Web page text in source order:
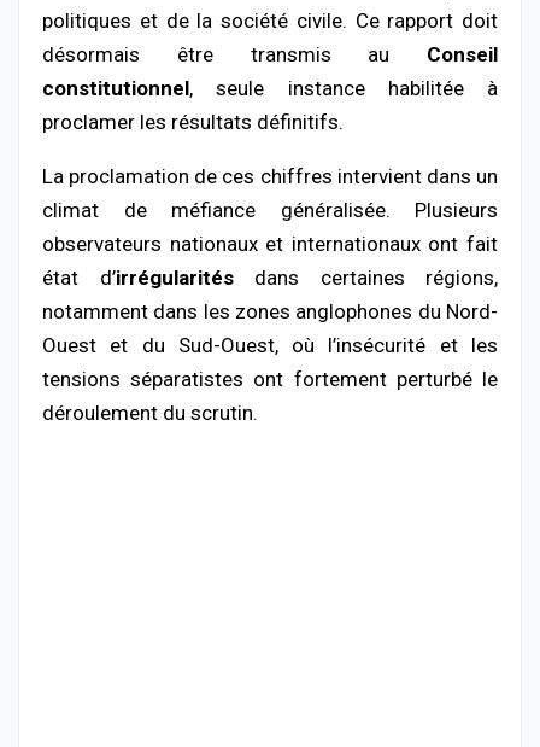
politiques et de la société civile. Ce rapport doit
désormais être transmis au Conseil
constitutionnel, seule instance habilitée à
proclamer les résultats définitifs.
La proclamation de ces chiffres intervient dans un
climat de méfiance généralisée. Plusieurs
observateurs nationaux et internationaux ont fait
état d’irrégularitésdans certaines régions,
notamment dans les zones anglophones du Nord-
Ouest et du Sud-Ouest, où l’insécurité et les
tensions séparatistes ont fortement perturbé le
déroulement du scrutin.